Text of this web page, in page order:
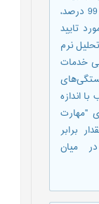
مبنی بر ناهمگن بودن مطالعات با اطمینان 99 درصد،
تایید
نرم
خدمات
اندازه
"مهارت
برابر
میان